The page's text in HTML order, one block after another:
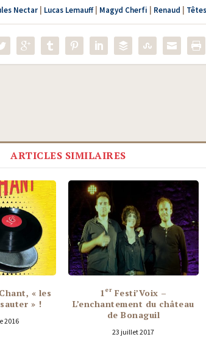
Nectar Lucas Lemauff| Magyd Cherfi Renaud
ARTICLES SIMILAIRES
« les
» !
2016
1erFesti’Voix –
L’enchantement du château
de Bonaguil
23 juillet 2017